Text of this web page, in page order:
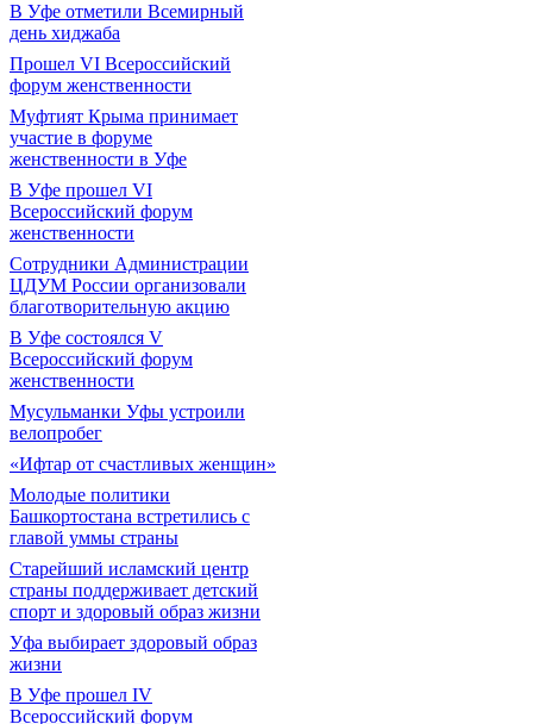
В Уфе отметили Всемирный
день хиджаба
Прошел VI Всероссийский
форум женственности
Муфтият Крыма принимает
участие в форуме
женственности в Уфе
В Уфе прошел VI
Всероссийский форум
женственности
Сотрудники Администрации
ЦДУМ России организовали
благотворительную акцию
В Уфе состоялся V
Всероссийский форум
женственности
Мусульманки Уфы устроили
велопробег
«Ифтар от счастливых женщин»
Молодые политики
Башкортостана встретились с
главой уммы страны
Старейший исламский центр
страны поддерживает детский
спорт и здоровый образ жизни
Уфа выбирает здоровый образ
жизни
В Уфе прошел IV
Всероссийский форум